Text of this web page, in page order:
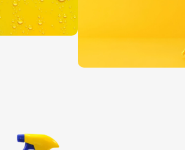
cuida tu entorno y el planeta.